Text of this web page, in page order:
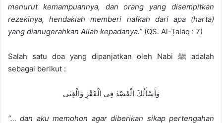
menurut kemampuannya, dan orang yang disempitkan
rezekinya, hendaklah memberi nafkah dari apa (harta)
yang dianugerahkan Allah kepadanya.” (QS. Al-Ṭalāq : 7)
Salah satu doa yang dipanjatkan oleh Nabi ﷺ adalah
sebagai berikut :
وَأَسْأَلُكَ الْقَصْدَ فِي الْفَقْرِ وَالْغِنَى
“… dan aku memohon agar diberikan sikap pertengahan